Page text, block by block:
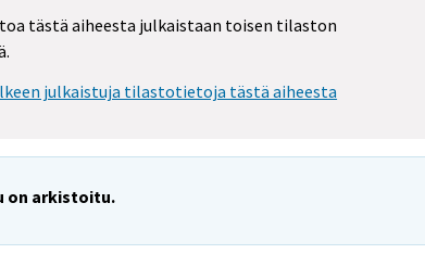
tästä aiheesta julkaistaan toisen tilaston
julkaistuja tilastotietoja tästä aiheesta
on arkistoitu.